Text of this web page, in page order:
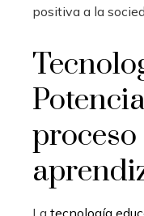
positiva a la
proceso
La tecnología